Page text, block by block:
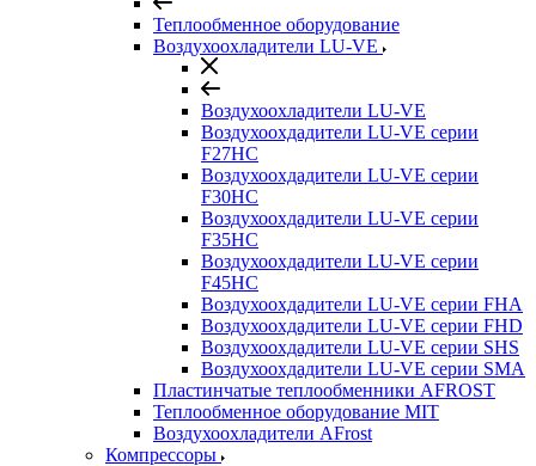
Теплообменное оборудование
Воздухоохладители LU-VE
Воздухоохладители LU-VE
Воздухоохдадители LU-VE серии
F27HC
Воздухоохдадители LU-VE серии
F30HC
Воздухоохдадители LU-VE серии
F35HC
Воздухоохдадители LU-VE серии
F45HC
Воздухоохдадители LU-VE серии FHA
Воздухоохдадители LU-VE серии FHD
Воздухоохдадители LU-VE серии SHS
Воздухоохдадители LU-VE серии SMA
Пластинчатые теплообменники AFROST
Теплообменное оборудование MIT
Воздухоохладители AFrost
Компрессоры